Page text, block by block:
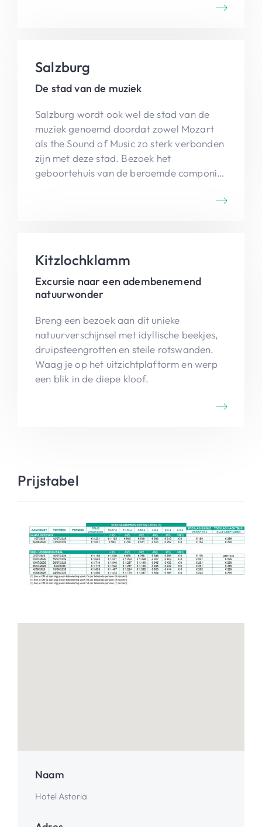
Salzburg
De stad van de muziek
Salzburg wordt ook wel de stad van de
muziek genoemd doordat zowel Mozart
als the Sound of Music zo sterk verbonden
zijn met deze stad. Bezoek het
geboortehuis van de beroemde componist
Kitzlochklamm
Excursie naar een adembenemend
natuurwonder
Breng een bezoek aan dit unieke
natuurverschijnsel met idyllische beekjes,
druipsteengrotten en steile rotswanden.
Waag je op het uitzichtplaftorm en werp
een blik in de diepe kloof.
Prijstabel
Naam
Hotel Astoria